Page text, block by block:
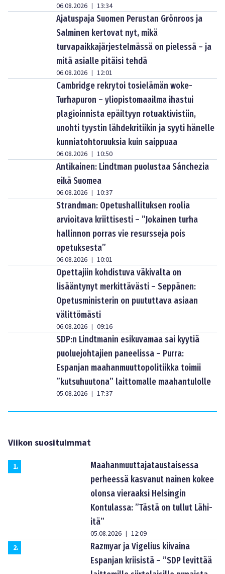
06.08.2026 | 13:34
Ajatuspaja Suomen Perustan Grönroos ja
Salminen kertovat nyt, mikä
turvapaikkajärjestelmässä on pielessä – ja
mitä asialle pitäisi tehdä
06.08.2026 | 12:01
Cambridge rekrytoi tosielämän woke-
Turhapuron – yliopistomaailma ihastui
plagioinnista epäiltyyn rotuaktivistiin,
unohti tyystin lähdekritiikin ja syyti hänelle
kunniatohtoruuksia kuin saippuaa
06.08.2026 | 10:50
Antikainen: Lindtman puolustaa Sánchezia
eikä Suomea
06.08.2026 | 10:37
Strandman: Opetushallituksen roolia
arvioitava kriittisesti – ”Jokainen turha
hallinnon porras vie resursseja pois
opetuksesta”
06.08.2026 | 10:01
Opettajiin kohdistuva väkivalta on
lisääntynyt merkittävästi – Seppänen:
Opetusministerin on puututtava asiaan
välittömästi
06.08.2026 | 09:16
SDP:n Lindtmanin esikuvamaa sai kyytiä
puoluejohtajien paneelissa – Purra:
Espanjan maahanmuuttopolitiikka toimii
”kutsuhuutona” laittomalle maahantulolle
05.08.2026 | 17:37
Viikon suosituimmat
1.
Maahanmuuttajataustaisessa
perheessä kasvanut nainen kokee
olonsa vieraaksi Helsingin
Kontulassa: ”Tästä on tullut Lähi-
itä”
05.08.2026 | 12:09
2.
Razmyar ja Vigelius kiivaina
Espanjan kriisistä – ”SDP levittää